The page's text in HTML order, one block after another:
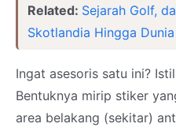
Related: Sejarah Golf,
Skotlandia Hingga
Ingat asesoris satu ini?
Bentuknya mirip stiker
area belakang (sekitar)